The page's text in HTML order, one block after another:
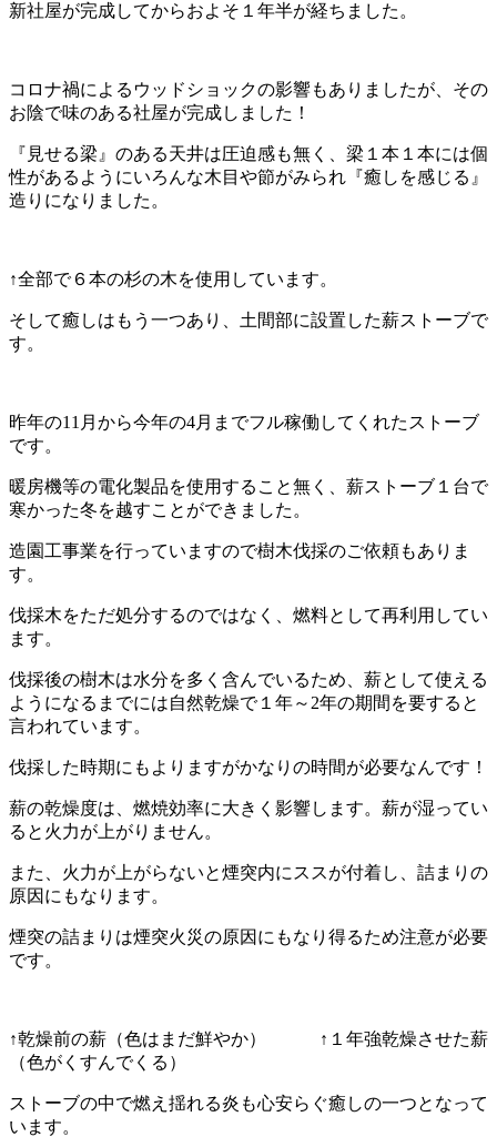
新社屋が完成してからおよそ１年半が経ちました。
コロナ禍によるウッドショックの影響もありましたが、その
お陰で味のある社屋が完成しました！
『見せる梁』のある天井は圧迫感も無く、梁１本１本には個
性があるようにいろんな木目や節がみられ『癒しを感じる』
造りになりました。
↑全部で６本の杉の木を使用しています。
そして癒しはもう一つあり、土間部に設置した薪ストーブで
す。
昨年の11月から今年の4月までフル稼働してくれたストーブ
です。
暖房機等の電化製品を使用すること無く、薪ストーブ１台で
寒かった冬を越すことができました。
造園工事業を行っていますので樹木伐採のご依頼もありま
す。
伐採木をただ処分するのではなく、燃料として再利用してい
ます。
伐採後の樹木は水分を多く含んでいるため、薪として使える
ようになるまでには自然乾燥で１年～2年の期間を要すると
言われています。
伐採した時期にもよりますがかなりの時間が必要なんです！
薪の乾燥度は、燃焼効率に大きく影響します。薪が湿ってい
ると火力が上がりません。
また、火力が上がらないと煙突内にススが付着し、詰まりの
原因にもなります。
煙突の詰まりは煙突火災の原因にもなり得るため注意が必要
です。
↑乾燥前の薪（色はまだ鮮やか） ↑１年強乾燥させた薪
（色がくすんでくる）
ストーブの中で燃え揺れる炎も心安らぐ癒しの一つとなって
います。